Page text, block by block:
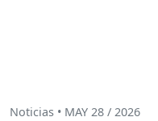
Noticias • MAY 28 / 2026